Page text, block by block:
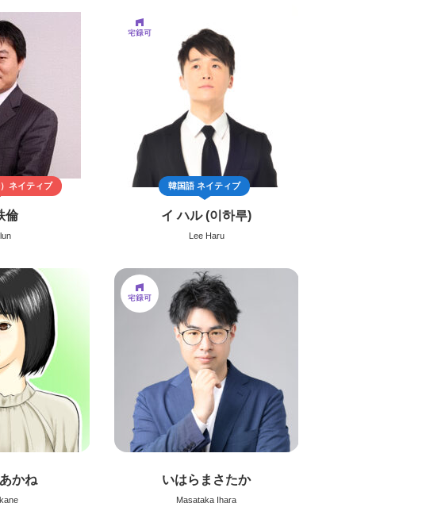
ネイティブ
倫
韓国語ネイティブ
イ ハル (이하루)
Lee Haru
かね いはらまさたか
Masataka Ihara